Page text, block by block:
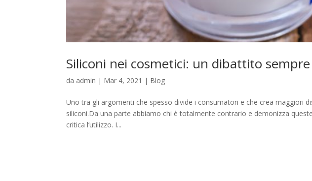
Siliconi nei cosmetici: un dibattito
da admin | Mar 4, 2021 | Blog
Uno tra gli argomenti che spesso divide i consumatori e che crea maggiori
siliconi.Da una parte abbiamo chi è totalmente contrario e demonizza
critica l’utilizzo. I...